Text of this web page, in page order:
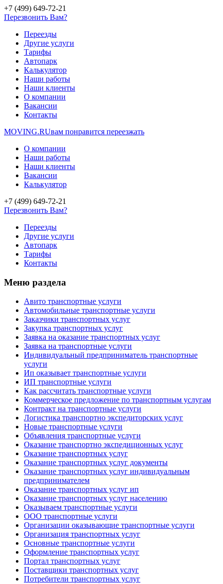
+7 (499) 649-72-21
Перезвонить Вам?
Переезды
Другие услуги
Тарифы
Автопарк
Калькулятор
Наши работы
Наши клиенты
О компании
Вакансии
Контакты
MOVING.RUвам понравится переезжать
О компании
Наши работы
Наши клиенты
Вакансии
Калькулятор
+7 (499) 649-72-21
Перезвонить Вам?
Переезды
Другие услуги
Автопарк
Тарифы
Контакты
Меню раздела
Авито транспортные услуги
Автомобильные транспортные услуги
Заказчики транспортных услуг
Закупка транспортных услуг
Заявка на оказание транспортных услуг
Заявка на транспортные услуги
Индивидуальный предприниматель транспортные
услуги
Ип оказывает транспортные услуги
ИП транспортные услуги
Как рассчитать транспортные услуги
Коммерческое предложение по транспортным услугам
Контракт на транспортные услуги
Логистика транспортно экспедиторских услуг
Новые транспортные услуги
Объявления транспортные услуги
Оказание транспортно экспедиционных услуг
Оказание транспортных услуг
Оказание транспортных услуг документы
Оказание транспортных услуг индивидуальным
предпринимателем
Оказание транспортных услуг ип
Оказание транспортных услуг населению
Оказываем транспортные услуги
ООО транспортные услуги
Организации оказывающие транспортные услуги
Организация транспортных услуг
Основные транспортные услуги
Оформление транспортных услуг
Портал транспортных услуг
Поставщики транспортных услуг
Потребители транспортных услуг